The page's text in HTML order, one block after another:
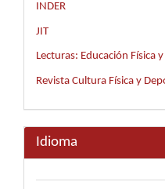
INDER
JIT
Lecturas: Educación Física
Revista Cultura Física y
Idioma